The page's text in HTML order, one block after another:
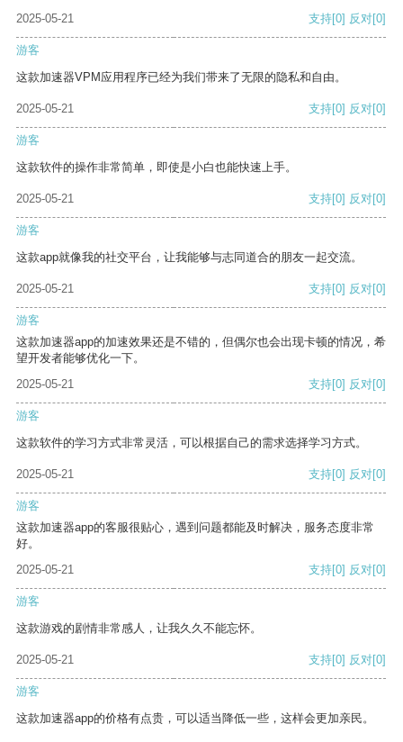
2025-05-21 支持[0] 反对[0]
游客
这款加速器VPM应用程序已经为我们带来了无限的隐私和自由。
2025-05-21 支持[0] 反对[0]
游客
这款软件的操作非常简单，即使是小白也能快速上手。
2025-05-21 支持[0] 反对[0]
游客
这款app就像我的社交平台，让我能够与志同道合的朋友一起交流。
2025-05-21 支持[0] 反对[0]
游客
这款加速器app的加速效果还是不错的，但偶尔也会出现卡顿的情况，希
望开发者能够优化一下。
2025-05-21
支持[0] 反对[0]
游客
这款软件的学习方式非常灵活，可以根据自己的需求选择学习方式。
2025-05-21 支持[0] 反对[0]
游客
这款加速器app的客服很贴心，遇到问题都能及时解决，服务态度非常
好。
2025-05-21
支持[0] 反对[0]
游客
这款游戏的剧情非常感人，让我久久不能忘怀。
2025-05-21 支持[0] 反对[0]
游客
这款加速器app的价格有点贵，可以适当降低一些，这样会更加亲民。